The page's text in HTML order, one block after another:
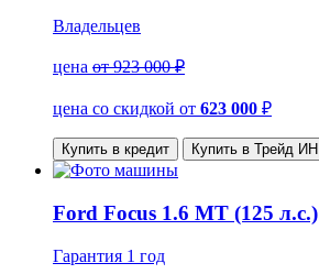
Владельцев
цена от 923 000 ₽
цена со скидкой от 623 000 ₽
Купить в кредит Купить в Трейд ИН
Ford Focus 1.6 MT (125 л.с.)
Гарантия 1 год